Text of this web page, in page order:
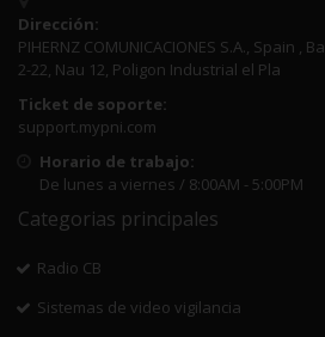
Dirección:
PIHERNZ COMUNICACIONES S.A., Spain ,
2-22, Nau 12, Poligon Industrial el Pla
Ticket de soporte:
support.mypni.com
Horario de trabajo:
De lunes a viernes / 8:00AM - 5:00PM
Categorias principales
Radio CB
Sistemas de video vigilancia